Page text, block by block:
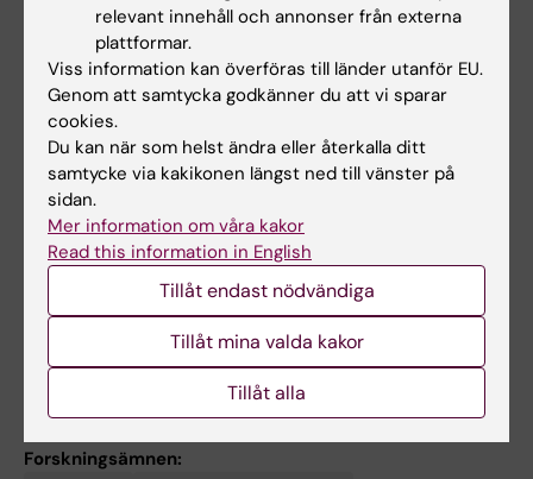
W; Putsep K; Vandenberghe P; Snapper SB;
Westerberg LS
2016;7:12175
Deletion of Wiskott-Aldrich syndrome protein
triggers Rac2 activity and increased cross-
presentation by dendritic cells
Baptista MAP; Keszei M; Oliveira M; Sunahara
KKS; Andersson J; Dahlberg CIM; Worth AJ;
Lieden A; Kuo I-C; Wallin RPA; Snapper SB;
Eidsmo L; Scheynius A; Karlsson MCI; Bouma
G; Burns SO; Forsell MNE; Thrasher AJ; Nylen
S; Westerberg LS
Alla författare
Forskningsområden:
Cancer och onkologi
Cell- och molekylärbiologi
Immunologi inom det medicinska området
Forskningsämnen:
relevant innehåll och annonser från externa
plattformar.
Viss information kan överföras till länder utanför EU.
Genom att samtycka godkänner du att vi sparar
cookies.
Du kan när som helst ändra eller återkalla ditt
samtycke via kakikonen längst ned till vänster på
sidan.
Mer information om våra kakor
Read this information in English
Tillåt endast nödvändiga
Tillåt mina valda kakor
Tillåt alla